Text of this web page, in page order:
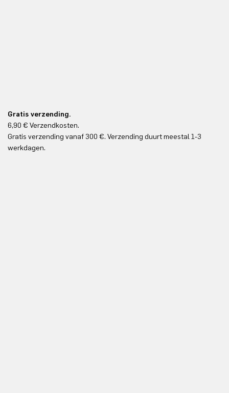
Gratis verzending.
6,90 € Verzendkosten.
Gratis verzending vanaf 300 €. Verzending duurt meestal 1-3
werkdagen.